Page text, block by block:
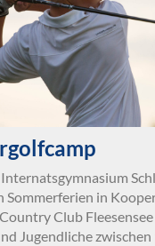
Sommerferien in
Club
Jugendliche zwischen